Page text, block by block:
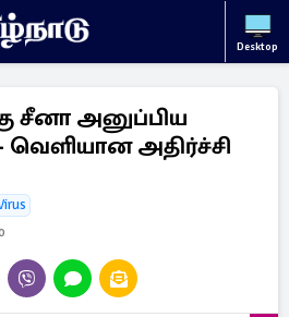
Desktop
சீனா அனுப்பிய
அதிர்ச்சி